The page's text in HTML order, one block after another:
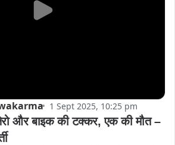
1 Sept 2025, 10:25 pm
और बाइक की टक्कर, एक की मौत –